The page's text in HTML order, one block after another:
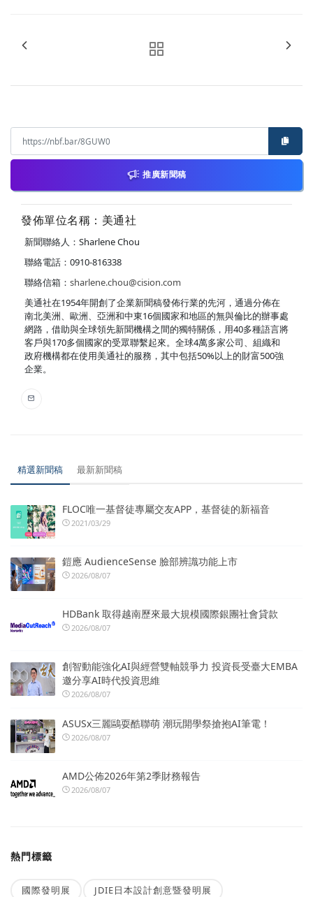
推廣新聞稿
發佈單位名稱：美通社
新聞聯絡人：Sharlene Chou
聯絡電話：0910-816338
聯絡信箱： sharlene.chou@cision.com
美通社在1954年開創了企業新聞稿發佈行業的先河，通過分佈在
南北美洲、歐洲、亞洲和中東16個國家和地區的無與倫比的辦事處
網路，借助與全球領先新聞機構之間的獨特關係，用40多種語言將
客戶與170多個國家的受眾聯繫起來。全球4萬多家公司、組織和
政府機構都在使用美通社的服務，其中包括50%以上的財富500強
企業。
精選新聞稿 最新新聞稿
FLOC唯一基督徒專屬交友APP，基督徒的新福音
2021/03/29
鎧應 AudienceSense 臉部辨識功能上市
2026/08/07
HDBank 取得越南歷來最大規模國際銀團社會貸款
2026/08/07
創智動能強化AI與經營雙軸競爭力 投資長受臺大EMBA
邀分享AI時代投資思維
2026/08/07
ASUSx三麗鷗耍酷聯萌 潮玩開學祭搶抱AI筆電！
2026/08/07
AMD公佈2026年第2季財務報告
2026/08/07
熱門標籤
國際發明展 JDIE日本設計創意暨發明展